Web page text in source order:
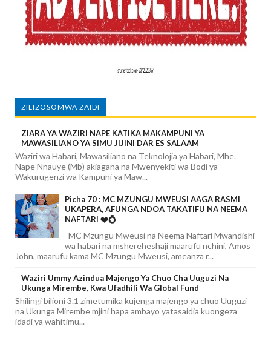
ZILIZOSOMWA ZAIDI
ZIARA YA WAZIRI NAPE KATIKA MAKAMPUNI YA
MAWASILIANO YA SIMU JIJINI DAR ES SALAAM
Waziri wa Habari, Mawasiliano na Teknolojia ya Habari, Mhe.
Nape Nnauye (Mb) akiagana na Mwenyekiti wa Bodi ya
Wakurugenzi wa Kampuni ya Maw...
Picha 70 : MC MZUNGU MWEUSI AAGA RASMI
UKAPERA, AFUNGA NDOA TAKATIFU NA NEEMA
NAFTARI ❤️💍
MC Mzungu Mweusi na Neema Naftari Mwandishi
wa habari na mshereheshaji maarufu nchini, Amos
John, maarufu kama MC Mzungu Mweusi, ameanza r...
Waziri Ummy Azindua Majengo Ya Chuo Cha Uuguzi Na
Ukunga Mirembe, Kwa Ufadhili Wa Global Fund
Shilingi bilioni 3.1 zimetumika kujenga majengo ya chuo Uuguzi
na Ukunga Mirembe mjini hapa ambayo yatasaidia kuongeza
idadi ya wahitimu...